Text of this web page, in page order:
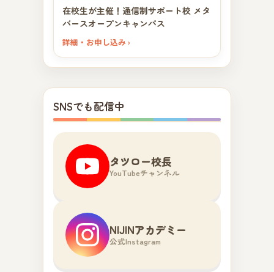
在校生が主催！通信制サポート校 メタ
バースオープンキャンパス
詳細・お申し込み ›
SNSでも配信中
タツロー校長
YouTubeチャンネル
NIJINアカデミー
公式Instagram